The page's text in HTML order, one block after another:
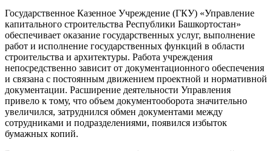
Государственное Казенное Учреждение (ГКУ) «Управление
капитального строительства Республики Башкортостан»
обеспечивает оказание государственных услуг, выполнение
работ и исполнение государственных функций в области
строительства и архитектуры. Работа учреждения
непосредственно зависит от документационного обеспечения
и связана с постоянным движением проектной и нормативной
документации. Расширение деятельности Управления
привело к тому, что объем документооборота значительно
увеличился, затруднился обмен документами между
сотрудниками и подразделениями, появился избыток
бумажных копий.